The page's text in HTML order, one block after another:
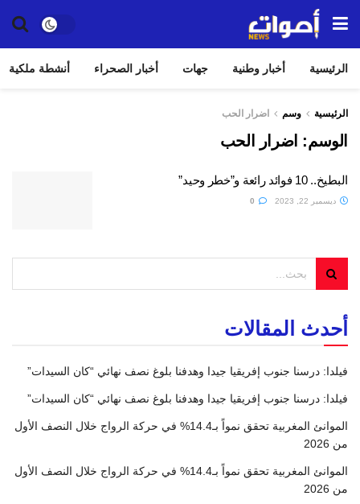
الرئيسية أخبار وطنية جهات أخبار الصحراء أنشطة ملكية
الرئيسية وسم اضرار الحب
الوسم: اضرار الحب
البطيخ.. 10 فوائد رائعة و”خطر وحيد”
ديسمبر 22, 2023
أحدث المقالات
فيلدا: درسنا جنوب إفريقيا جيدا وهدفنا بلوغ نصف نهائي “كان السيدات”
فيلدا: درسنا جنوب إفريقيا جيدا وهدفنا بلوغ نصف نهائي “كان السيدات”
الموانئ المغربية تحقق نمواً بـ14.4% في حركة الرواج خلال النصف الأول
من 2026
الموانئ المغربية تحقق نمواً بـ14.4% في حركة الرواج خلال النصف الأول
من 2026